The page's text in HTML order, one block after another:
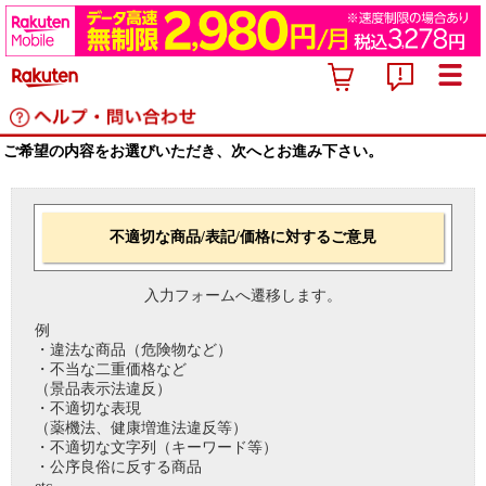
ご希望の内容をお選びいただき、次へとお進み下さい。
不適切な商品/表記/価格に対するご意見
入力フォームへ遷移します。
例
・違法な商品（危険物など）
・不当な二重価格など
（景品表示法違反）
・不適切な表現
（薬機法、健康増進法違反等）
・不適切な文字列（キーワード等）
・公序良俗に反する商品